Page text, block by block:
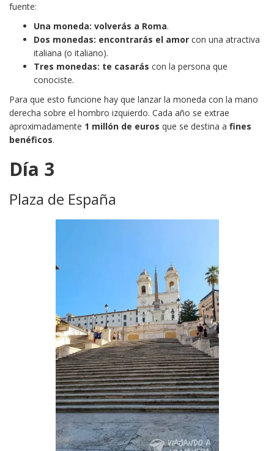
fuente:
Una moneda: volverás a Roma.
Dos monedas: encontrarás el amor con una atractiva
italiana (o italiano).
Tres monedas: te casarás con la persona que
conociste.
Para que esto funcione hay que lanzar la moneda con la mano
derecha sobre el hombro izquierdo. Cada año se extrae
aproximadamente 1 millón de euros que se destina a fines
benéficos.
Día 3
Plaza de España